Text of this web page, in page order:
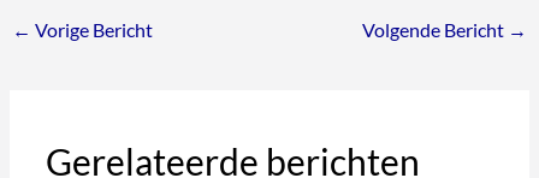
← Vorige Bericht Volgende Bericht →
Gerelateerde berichten